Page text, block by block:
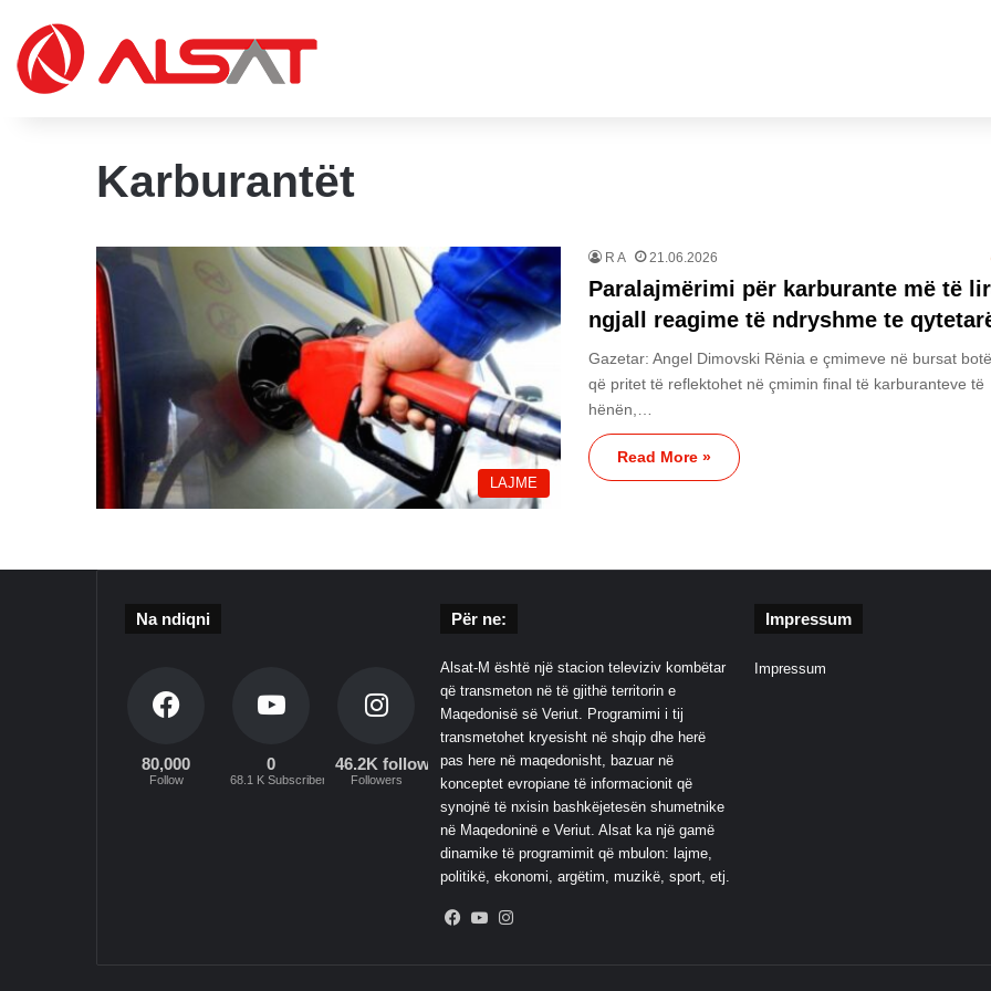
Karburantët
LAJME
R A 21.06.2026
Paralajmërimi për karburante më të
ngjall reagime të ndryshme te
Gazetar: Angel Dimovski Rënia e çmimeve në bursat
që pritet të reflektohet në çmimin final të karburanteve të
hënën,…
Read More »
Na ndiqni
80,000
Follow
0
68.1 K Subscribers
46.2K followers
Followers
Për ne:
Alsat-M është një stacion televiziv kombëtar
që transmeton në të gjithë territorin e
Maqedonisë së Veriut. Programimi i tij
transmetohet kryesisht në shqip dhe herë
pas here në maqedonisht, bazuar në
konceptet evropiane të informacionit që
synojnë të nxisin bashkëjetesën shumetnike
në Maqedoninë e Veriut. Alsat ka një gamë
dinamike të programimit që mbulon: lajme,
politikë, ekonomi, argëtim, muzikë, sport, etj.
Facebook
YouTube
Impressum
Impressum